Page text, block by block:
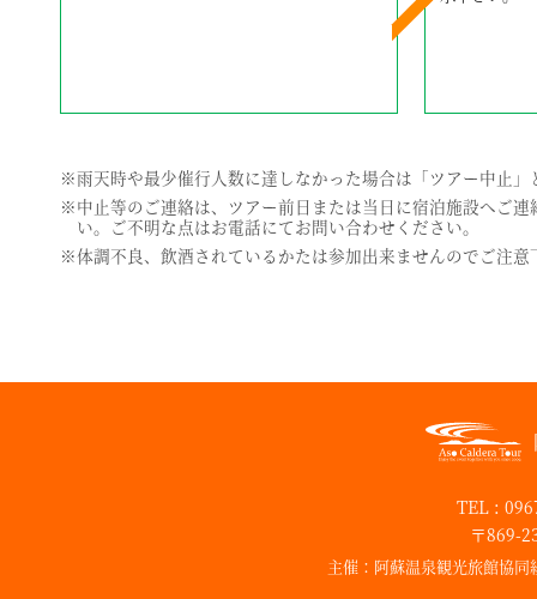
雨天時や最少催行人数に達しなかった場合は「ツアー中止」
中止等のご連絡は、ツアー前日または当日に宿泊施設へご
い。ご不明な点はお電話にてお問い合わせください。
体調不良、飲酒されているかたは参加出来ませんのでご注意
TEL :
〒869-
主催：阿蘇温泉観光旅館協